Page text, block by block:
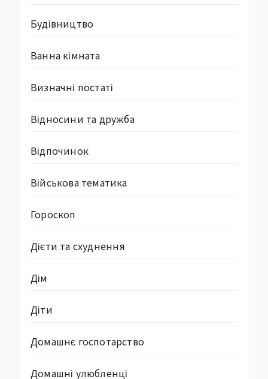
Будівництво
Ванна кімната
Визначні постаті
Відносини та дружба
Відпочинок
Військова тематика
Гороскоп
Дієти та схуднення
Дім
Діти
Домашнє госпотарство
Домашні улюбленці